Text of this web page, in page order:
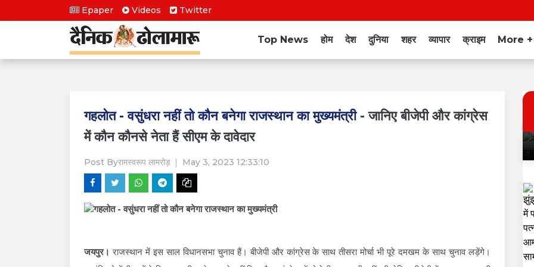
Epaper Videos Twitter
Top News होम देश दुनिया शहर व्यापार क्राइम More +
गहलोत - वसुंधरा नहीं तो कौन बनेगा राजस्थान का मुख्यमंत्री - जानिए बीजेपी और कांग्रेस
में कौन कौनसे नेता हैं सीएम के दावेदार
Post Byरामस्वरूप लामरोड़ May 3, 2023 12:33:10
जयपुर। राजस्थान में इस साल विधानसभा चुनाव हैं। बीजेपी और कांग्रेस के साथ तीसरा मोर्चा भी पूरे दमखम के साथ चुनाव लड़ेंगे।